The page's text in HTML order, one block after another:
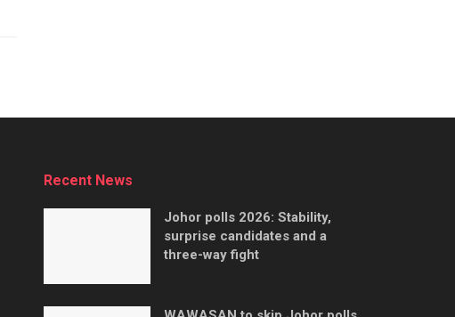
Recent News
Johor polls 2026: Stability,
surprise candidates and a
three-way fight